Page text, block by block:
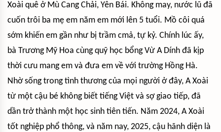
Xoài quê ở Mù Cang Chải, Yên Bái. Không may, nước lũ đã
cuốn trôi ba mẹ em năm em mới lên 5 tuổi. Mồ côi quá
sớm khiến em gần như bị trầm cmả, tự kỷ. Chính lúc ấy,
bà Trương Mỹ Hoa cùng quỹ học bổng Vừ A Dính đã kịp
thời cưu mang em và đưa em về với trường Hồng Hà.
Nhờ sống trong tình thương của mọi người ở đây, A Xoài
từ một cậu bé không biết tiếng Việt và sợ giao tiếp, đã
dần trở thành một học sinh tiên tiến. Năm 2024, A Xoài
tốt nghiệp phổ thông, và năm nay, 2025, cậu hãnh diện là